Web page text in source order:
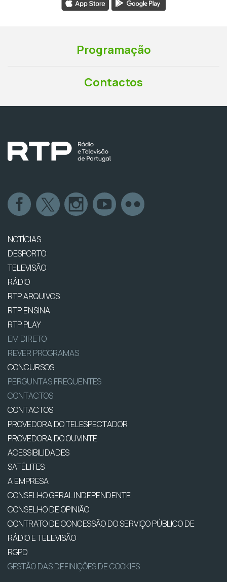
Programação
Contactos
NOTÍCIAS
DESPORTO
TELEVISÃO
RÁDIO
RTP ARQUIVOS
RTP ENSINA
RTP PLAY
EM DIRETO
REVER PROGRAMAS
CONCURSOS
PERGUNTAS FREQUENTES
CONTACTOS
CONTACTOS
PROVEDORA DO TELESPECTADOR
PROVEDORA DO OUVINTE
ACESSIBILIDADES
SATÉLITES
A EMPRESA
CONSELHO GERAL INDEPENDENTE
CONSELHO DE OPINIÃO
CONTRATO DE CONCESSÃO DO SERVIÇO PÚBLICO DE
RÁDIO E TELEVISÃO
RGPD
GESTÃO DAS DEFINIÇÕES DE COOKIES